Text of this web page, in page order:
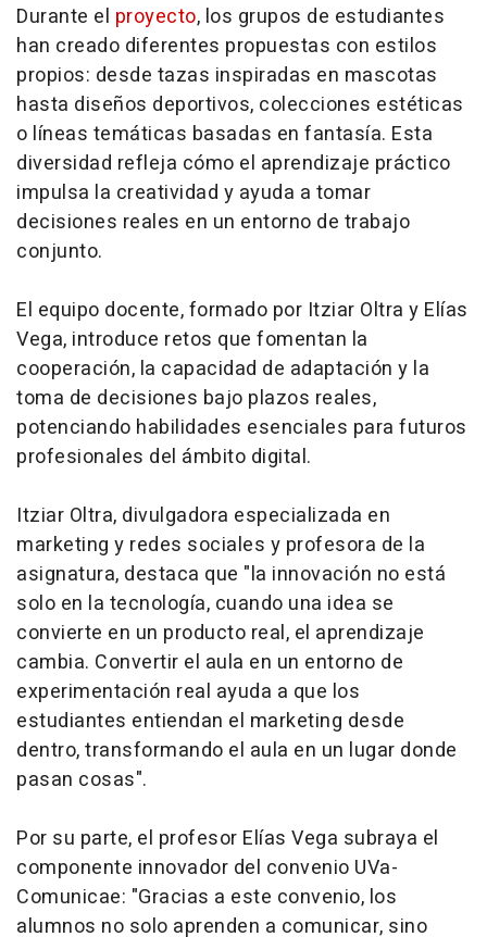
Durante el proyecto, los grupos de estudiantes
han creado diferentes propuestas con estilos
propios: desde tazas inspiradas en mascotas
hasta diseños deportivos, colecciones estéticas
o líneas temáticas basadas en fantasía. Esta
diversidad refleja cómo el aprendizaje práctico
impulsa la creatividad y ayuda a tomar
decisiones reales en un entorno de trabajo
conjunto.
El equipo docente, formado por Itziar Oltra y Elías
Vega, introduce retos que fomentan la
cooperación, la capacidad de adaptación y la
toma de decisiones bajo plazos reales,
potenciando habilidades esenciales para futuros
profesionales del ámbito digital.
Itziar Oltra, divulgadora especializada en
marketing y redes sociales y profesora de la
asignatura, destaca que "la innovación no está
solo en la tecnología, cuando una idea se
convierte en un producto real, el aprendizaje
cambia. Convertir el aula en un entorno de
experimentación real ayuda a que los
estudiantes entiendan el marketing desde
dentro, transformando el aula en un lugar donde
pasan cosas".
Por su parte, el profesor Elías Vega subraya el
componente innovador del convenio UVa-
Comunicae: "Gracias a este convenio, los
alumnos no solo aprenden a comunicar, sino